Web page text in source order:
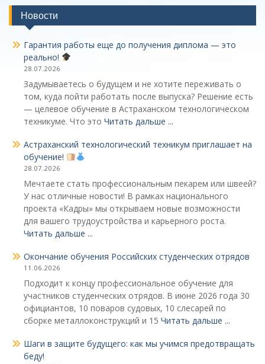
Новости
Гарантия работы еще до получения диплома — это
реально!
28.07.2026
Задумываетесь о будущем и не хотите переживать о
том, куда пойти работать после выпуска? Решение есть
— целевое обучение в Астраханском технологическом
техникуме. Что это Читать дальше ...
Астраханский технологический техникум приглашает на
обучение!
28.07.2026
Мечтаете стать профессиональным пекарем или швеей?
У нас отличные новости! В рамках национального
проекта «Кадры» мы открываем новые возможности
для вашего трудоустройства и карьерного роста.
Читать дальше ...
Окончание обучения Российских студенческих отрядов
11.06.2026
Подходит к концу профессиональное обучение для
участников студенческих отрядов. В июне 2026 года 30
официантов, 10 поваров судовых, 10 слесарей по
сборке металлоконструкций и 15 Читать дальше ...
Шаги в защите будущего: как мы учимся предотвращать
беду!